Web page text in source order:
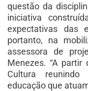
questão da
iniciativa
expectativas das
portanto, na
assessora de
Menezes. “A partir
Cultura
educação que